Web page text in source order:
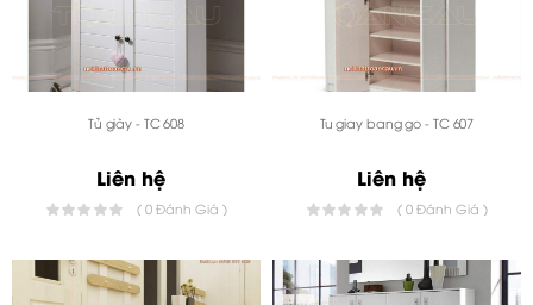
Tủ giày - TC 608
Liên hệ
( 0 Đánh Giá )
Tu giay bang go - TC 607
Liên hệ
( 0 Đánh Giá )